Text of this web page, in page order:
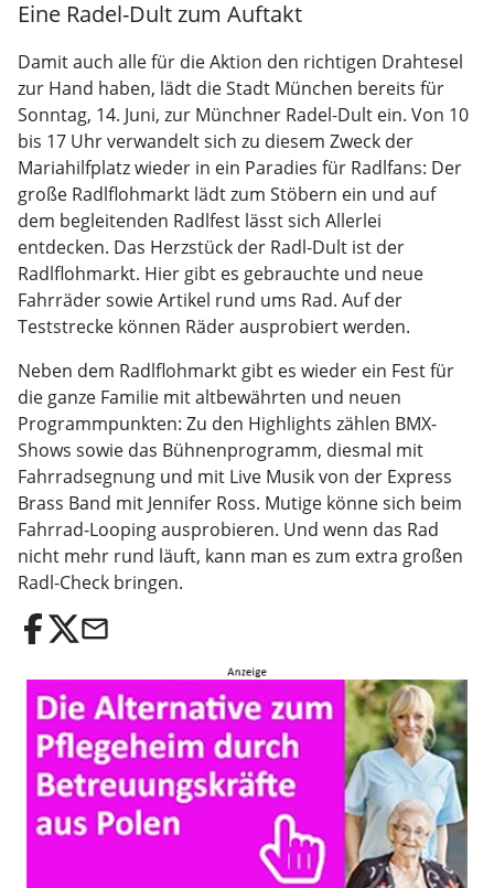
Eine Radel-Dult zum Auftakt
Damit auch alle für die Aktion den richtigen Drahtesel
zur Hand haben, lädt die Stadt München bereits für
Sonntag, 14. Juni, zur Münchner Radel-Dult ein. Von 10
bis 17 Uhr verwandelt sich zu diesem Zweck der
Mariahilfplatz wieder in ein Paradies für Radlfans: Der
große Radlflohmarkt lädt zum Stöbern ein und auf
dem begleitenden Radlfest lässt sich Allerlei
entdecken. Das Herzstück der Radl-Dult ist der
Radlflohmarkt. Hier gibt es gebrauchte und neue
Fahrräder sowie Artikel rund ums Rad. Auf der
Teststrecke können Räder ausprobiert werden.
Neben dem Radlflohmarkt gibt es wieder ein Fest für
die ganze Familie mit altbewährten und neuen
Programmpunkten: Zu den Highlights zählen BMX-
Shows sowie das Bühnenprogramm, diesmal mit
Fahrradsegnung und mit Live Musik von der Express
Brass Band mit Jennifer Ross. Mutige könne sich beim
Fahrrad-Looping ausprobieren. Und wenn das Rad
nicht mehr rund läuft, kann man es zum extra großen
Radl-Check bringen.
email